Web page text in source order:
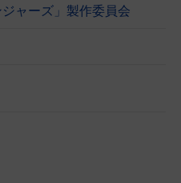
ジャーズ」製作委員会